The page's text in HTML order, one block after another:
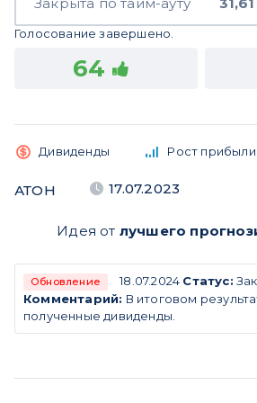
Голосование завершено.
64
Дивиденды Рост прибыли
АТОН 17.07.2023
Идея от лучшего
Обновление 18.07.2024 Статус:
Комментарий: В итоговом
полученные дивиденды.